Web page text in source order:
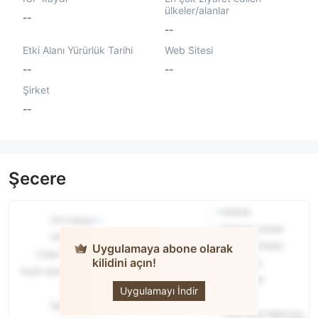
--
ülkeler/alanlar
--
Etki Alanı Yürürlük Tarihi
--
Web Sitesi
--
Şirket
--
Şecere
Uygulamaya abone olarak
kilidini açın!
Uygulamayı İndir
Monte